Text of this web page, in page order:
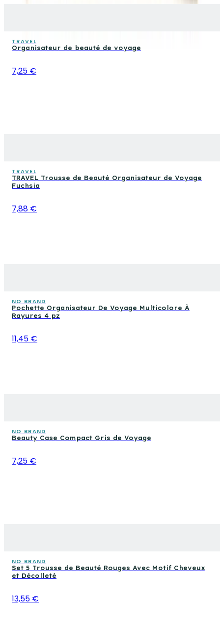
TRAVEL
Organisateur de beauté de voyage
7,25 €
TRAVEL
TRAVEL Trousse de Beauté Organisateur de Voyage
Fuchsia
7,88 €
NO BRAND
Pochette Organisateur De Voyage Multicolore À
Rayures 4 pz
11,45 €
NO BRAND
Beauty Case Compact Gris de Voyage
7,25 €
NO BRAND
Set 5 Trousse de Beauté Rouges Avec Motif Cheveux
et Décolleté
13,55 €